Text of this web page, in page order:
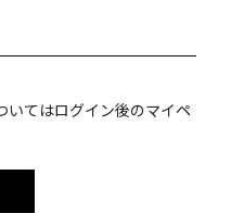
いてはログイン後のマイペ